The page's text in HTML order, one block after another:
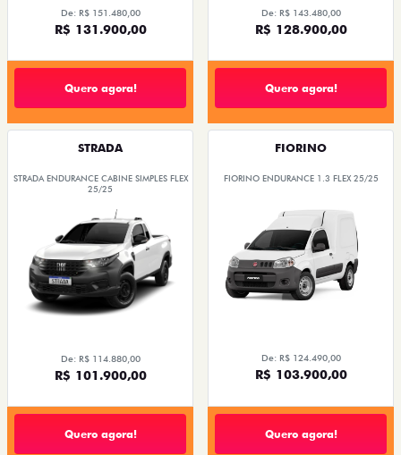
De: R$ 151.480,00
R$ 131.900,00
Quero agora!
De: R$ 143.480,00
R$ 128.900,00
Quero agora!
STRADA
STRADA ENDURANCE CABINE SIMPLES FLEX
25/25
De: R$ 114.880,00
R$ 101.900,00
Quero agora!
FIORINO
FIORINO ENDURANCE 1.3 FLEX 25/25
De: R$ 124.490,00
R$ 103.900,00
Quero agora!